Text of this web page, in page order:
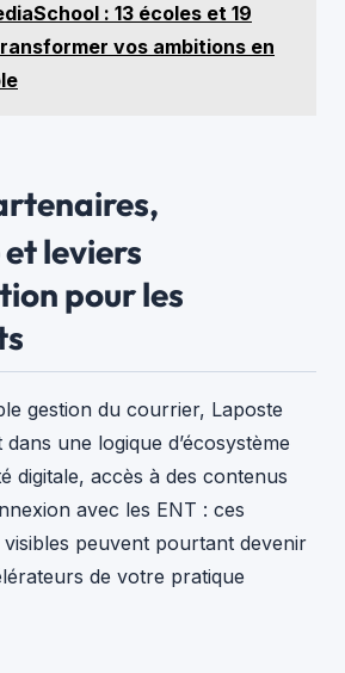
: 13 écoles et 19
vos ambitions en
leviers
pour les
gestion du courrier, Laposte
dans une logique d’écosystème
digitale, accès à des contenus
avec les ENT : ces
visibles peuvent pourtant devenir
de votre pratique